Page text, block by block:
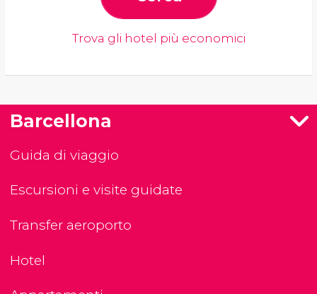
Trova gli hotel più economici
Barcellona
Guida di viaggio
Escursioni e visite guidate
Transfer aeroporto
Hotel